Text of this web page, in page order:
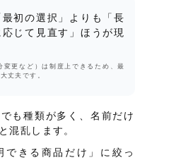
最初の選択」よりも「長
じて見直す」ほうが現
更など）は制度上できるため、最
丈夫です。
も種類が多く、名前だけ
混乱します。
できる商品だけ」に絞っ